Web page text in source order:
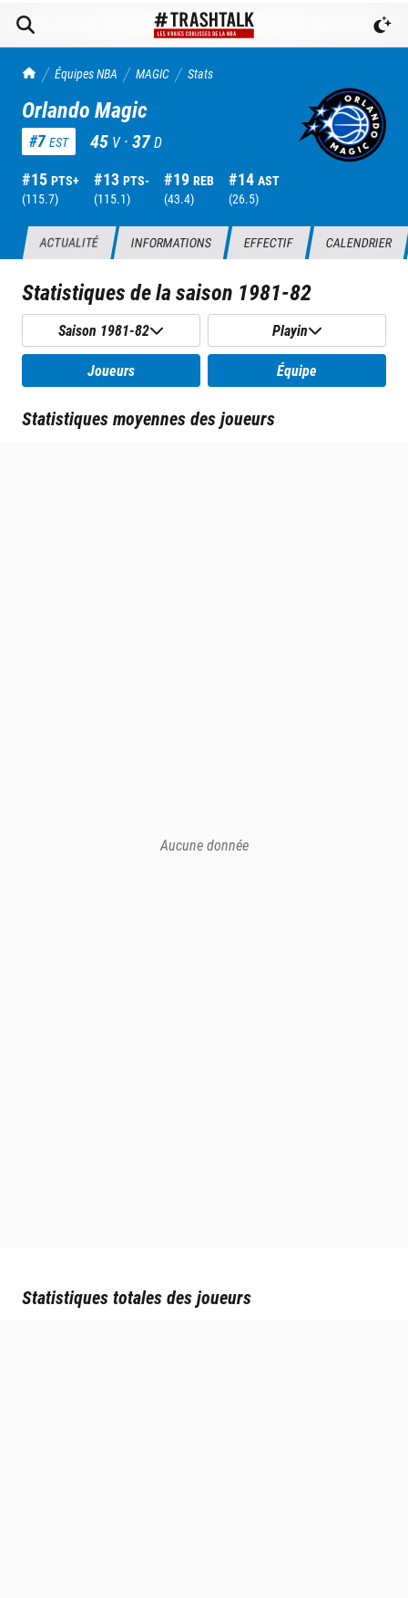
TrashTalk Actu NBA
Équipes NBA MAGIC Stats
Orlando Magic
#7 EST 45 V ·37D
#15 PTS+
(115.7)
#13 PTS-
(115.1)
#19 REB
(43.4)
#14 AST
(26.5)
ACTUALITÉ INFORMATIONS EFFECTIF CALENDRIER
Statistiques de la saison 1981-82
Saison 1981-82 Playin
Joueurs Équipe
Statistiques moyennes des joueurs
Aucune donnée
Statistiques totales des joueurs